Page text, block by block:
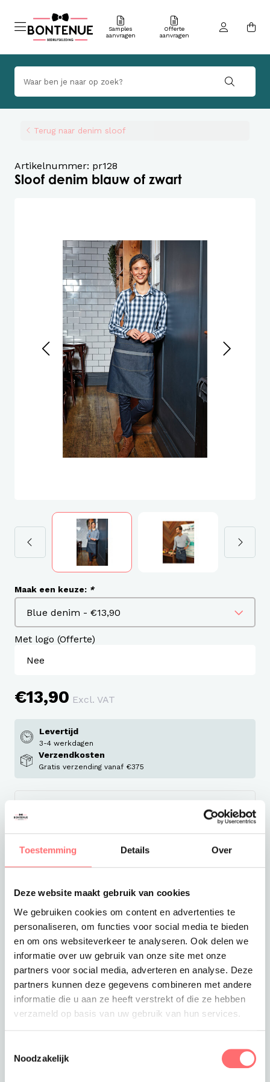
Toestemming Details Over
Deze website maakt gebruik van cookies
We gebruiken cookies om content en advertenties te
personaliseren, om functies voor social media te bieden
en om ons websiteverkeer te analyseren. Ook delen we
informatie over uw gebruik van onze site met onze
partners voor social media, adverteren en analyse. Deze
partners kunnen deze gegevens combineren met andere
informatie die u aan ze heeft verstrekt of die ze hebben
verzameld op basis van uw gebruik van hun services.
Noodzakelijk
Samples
aanvragen
Offerte
aanvragen
Terug naar denim sloof
Artikelnummer: pr128
Sloof denim blauw of zwart
Maak een keuze: *
Met logo (Offerte)
€13,90 Excl. VAT
Levertijd
3-4 werkdagen
Verzendkosten
Gratis verzending vanaf €375
Offerte of sample aanvragen
Wil je een offerte of sample aanvragen.
Stop dit product dan in je winkelmandje en
vraag een offerte of sample aan.